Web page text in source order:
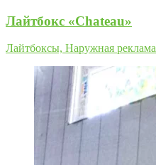
Лайтбокс «Chateau»
Лайтбоксы, Наружная реклама